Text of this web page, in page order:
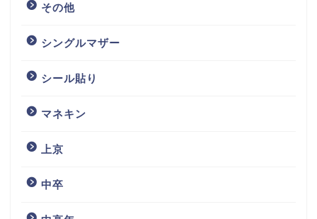
その他
シングルマザー
シール貼り
マネキン
上京
中卒